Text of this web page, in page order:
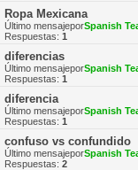
Ropa Mexicana
Último mensajeporSpanish
Respuestas: 1
diferencias
Último mensajeporSpanish
Respuestas: 1
diferencia
Último mensajeporSpanish
Respuestas: 1
confuso vs confundido
Último mensajeporSpanish
Respuestas: 2